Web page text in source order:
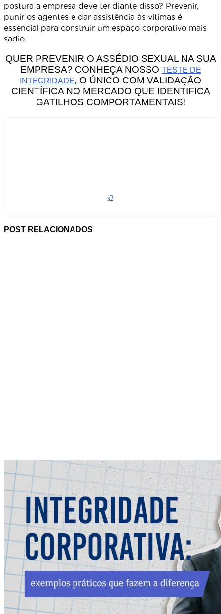
postura a empresa deve ter diante disso? Prevenir,
punir os agentes e dar assistência às vítimas é
essencial para construir um espaço corporativo mais
QUER PREVENIR O ASSÉDIO SEXUAL NA SUA
EMPRESA? CONHEÇA NOSSO TESTE DE
INTEGRIDADE, O ÚNICO COM VALIDAÇÃO
CIENTÍFICA NO MERCADO QUE IDENTIFICA
GATILHOS COMPORTAMENTAIS!
s2
POST RELACIONADOS